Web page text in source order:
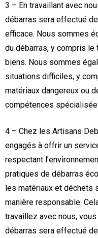
3 – En travaillant avec
débarras sera effectué
efficace. Nous sommes
du débarras, y compris le
biens. Nous sommes
situations difficiles, y
matériaux dangereux ou
compétences
4 – Chez les Artisans
engagés à offrir un
respectant
pratiques de débarras
les matériaux et déchets
manière responsable.
travaillez avec nous,
débarras sera effectué